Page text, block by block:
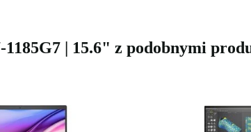
| 15.6" z podobnymi